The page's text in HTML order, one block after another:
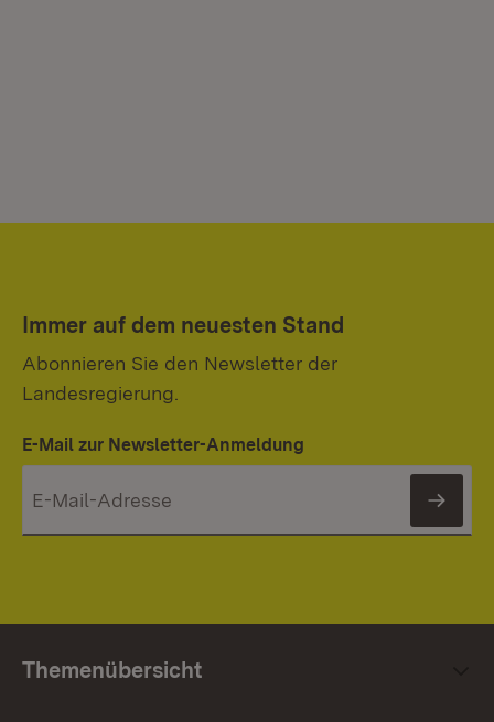
Immer auf dem neuesten Stand
Abonnieren Sie den Newsletter der
Landesregierung.
E-Mail zur Newsletter-Anmeldung
Themenübersicht